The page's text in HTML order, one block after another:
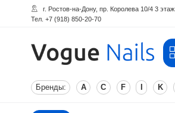
г. Ростов-на-Дону, пр. Королева 10/4 3 этаж
Тел. +7 (918) 850-20-70
Бренды: A C F K